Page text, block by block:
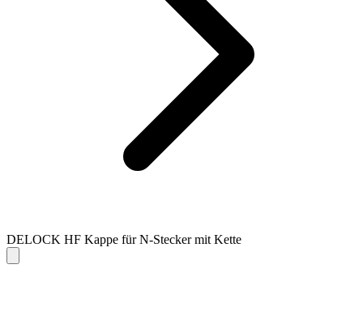
DELOCK HF Kappe für N-Stecker mit Kette